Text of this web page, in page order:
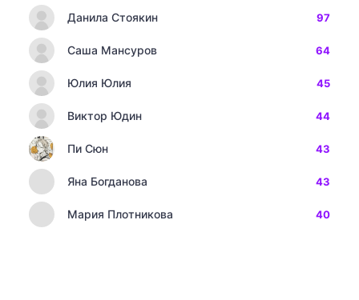
Данила Стоякин 97
Саша Мансуров 64
Юлия Юлия 45
Виктор Юдин 44
Пи Сюн 43
Яна Богданова 43
Мария Плотникова 40